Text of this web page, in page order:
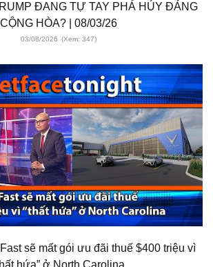
ĐANG TỰ TAY PHÁ HỦY ĐẢNG
CỘNG HÒA? | 08/03/26
03/08/2026 (Xem: 347)
sẽ mất gói ưu đãi thuế $400 triệu vì